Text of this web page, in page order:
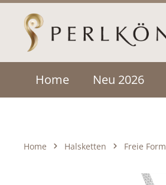
Hauptinhalt springen
Zur Hauptnavigation springen
Home Neu 2026
Home Halsketten Freie Form